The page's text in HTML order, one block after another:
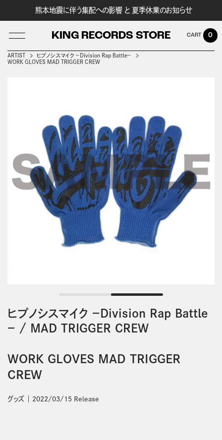
熊本地震に伴う集配への影響 と 夏季休業のお知らせ
KING RECORDS STORE 0
ARTIST
ヒプノシスマイク －Division Rap Battle－
WORK GLOVES MAD TRIGGER CREW
ヒプノシスマイク －Division Rap Battle
－ / MAD TRIGGER CREW
WORK GLOVES MAD TRIGGER
CREW
グッズ 2022/03/15 Release